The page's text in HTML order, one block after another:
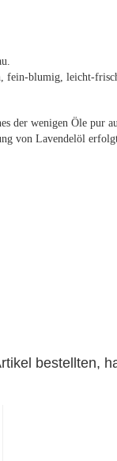
fein-blumig, leicht-
der wenigen Öle pur
von Lavendelöl
bestellten,